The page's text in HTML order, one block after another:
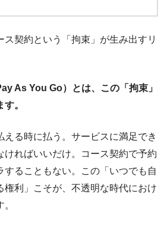
ス契約という「拘束」が生み出すリ
As You Go）とは、この「拘束」
。
える時に払う。サービスに満足でき
ければいいだけ。コース契約で予約
することもない。この「いつでも自
権利」こそが、不透明な時代におけ